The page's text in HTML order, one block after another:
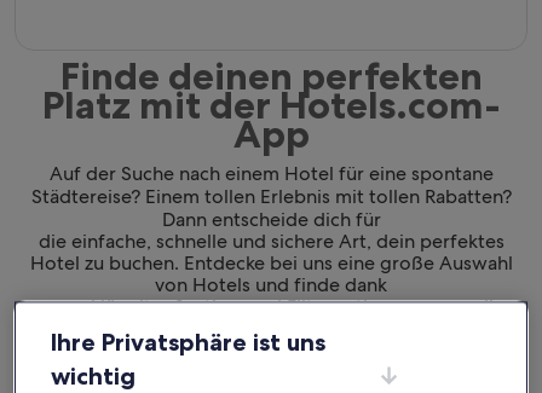
Finde deinen perfekten
Platz mit der Hotels.com-
App
Auf der Suche nach einem Hotel für eine spontane
Städtereise? Einem tollen Erlebnis mit tollen Rabatten?
Dann entscheide dich für
die einfache, schnelle und sichere Art, dein perfektes
Hotel zu buchen. Entdecke bei uns eine große Auswahl
von Hotels und finde dank
ausgeklügelter Sortier- und Filteroptionen genau die
Unterkunft, die zu dir passt. Wir wollen schließlich sicher
sein,
dass dein Aufenthalt deine Erwartungen übertrifft.
Ihre Privatsphäre ist uns
wichtig